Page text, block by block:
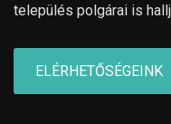
település polgárai is
ELÉRHETŐSÉGEINK